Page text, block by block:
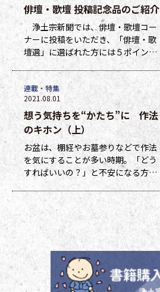
俳壇・歌壇 投稿記念品のご紹介
浄土宗新聞では、俳壇・歌壇コー
ナーに投稿をいただき、「俳壇・歌
壇選」に選ばれた方には５ポイン
ト、他掲載になった方には１ポイン
トを贈呈しています。ポイントは貯
まった数に応じて、浄土宗新聞オリ
ジナルグッズなどの景品と交換でき
ます（交換・発送は下記一覧表通知
のタイミングになります）。 ポイ
ント保有者の方には、半年に一度、
ポイント数とともに記念品一覧表を
送付いたし
想う気持ちを“かたち”に 作法
のキホン（上）
お盆は、棚経やお墓参りなどで作法
を気にすることが多い時期。「どう
すればいいの？」と不安になる方も
多いのではないでしょうか。作法ば
かり気にしていては、ご先祖さまや
ご本尊さまとしっかりと向き合えま
せん。今号から２回にわたって紹介
する浄土宗の作法の基本をおさえ、
大切な方と向き合い、よりよい時間
を過ごしましょう。 袈裟のつけ方
お参りや法要の時に、ぜひ身に着け
ていた
連載・特集
2021.08.01